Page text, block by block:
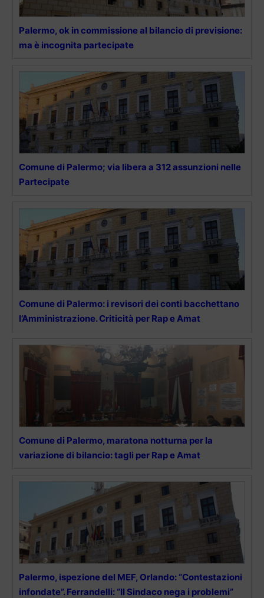
Palermo, ok in commissione al bilancio di previsione:
ma è incognita partecipate
Comune di Palermo; via libera a 312 assunzioni nelle
Partecipate
Comune di Palermo: i revisori dei conti bacchettano
l’Amministrazione. Criticità per Rap e Amat
Comune di Palermo, maratona notturna per la
variazione di bilancio: tagli per Rap e Amat
Palermo, ispezione del MEF, Orlando: “Contestazioni
infondate”. Ferrandelli: “Il Sindaco nega i problemi”